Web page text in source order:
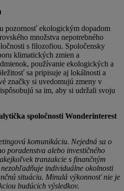
pozornosť ekologickým dopadom
množstva nepotrebného
s filozofiou. Spoločensky
klimatických zmien a
používanie ekologických a
sa pripisuje aj lokálnosti a
značky si uvedomujú zmeny v
sa im, aby si udržali svoju
spoločnosti Wonderinterest
komunikáciu. Nejedná sa o
poradenstva alebo investičného
tranzakcie s finančným
individuálne okolnosti
situáciu. Minulá výkonnosť nie je
budúcich výsledkov.